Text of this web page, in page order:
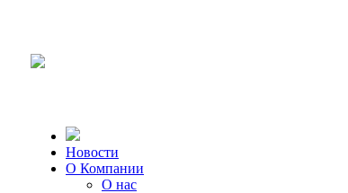
Новости
О Компании
О нас